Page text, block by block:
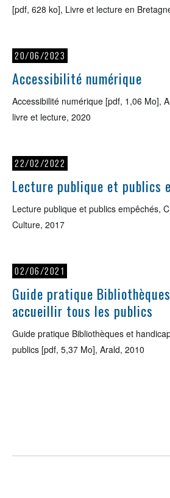
[pdf, 628 ko], Livre et lecture en
20/06/2023
Accessibilité numérique
Accessibilité numérique [pdf, 1,06 Mo],
livre et lecture, 2020
22/02/2022
Lecture publique et publics
Lecture publique et publics empêchés,
Culture, 2017
02/06/2021
Guide pratique
accueillir tous les publics
Guide pratique Bibliothèques et
publics [pdf, 5,37 Mo], Arald, 2010